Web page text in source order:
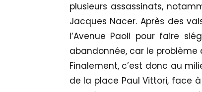
plusieurs assassinats,
Jacques Nacer. Après des
l’Avenue Paoli pour faire
abandonnée, car le problème
Finalement, c’est donc au
de la place Paul Vittori, face